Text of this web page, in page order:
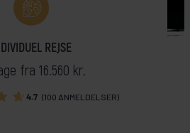
REJSE
fra 16.560 kr.
4.7 (100 ANMELDELSER)